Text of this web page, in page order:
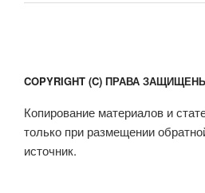
COPYRIGHT (C) ПРАВА
Копирование материалов и
только при размещении
источник.